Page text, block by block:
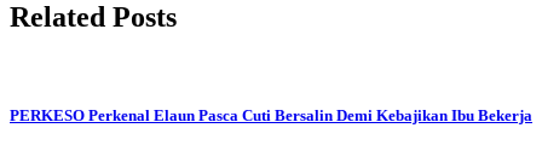
Related Posts
PERKESO Perkenal Elaun Pasca Cuti Bersalin Demi Kebajikan Ibu Bekerja